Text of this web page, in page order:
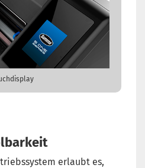
erlaubt es,